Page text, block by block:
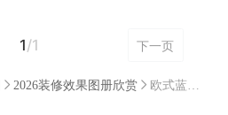
1/1 下一页
2026装修效果图册欣赏